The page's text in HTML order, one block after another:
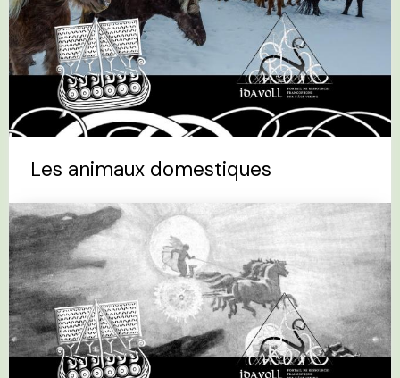
Les animaux domestiques